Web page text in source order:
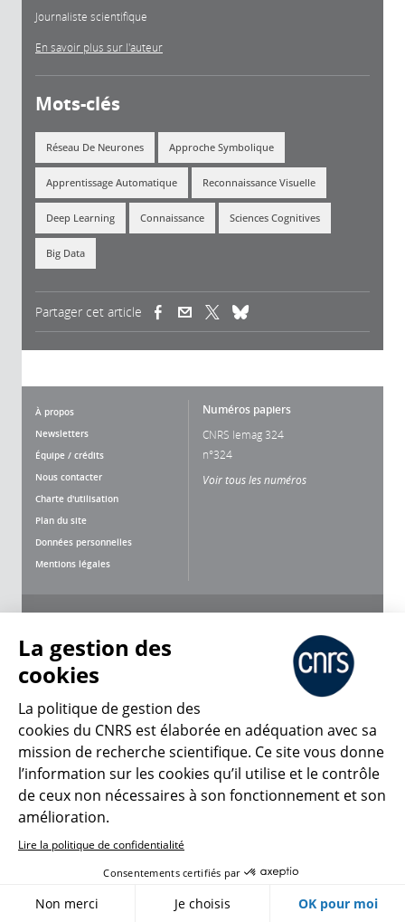
Journaliste scientifique
En savoir plus sur l'auteur
Mots-clés
Réseau De Neurones Approche Symbolique
Apprentissage Automatique Reconnaissance Visuelle
Deep Learning Connaissance Sciences Cognitives
Big Data
Partager cet article (link is external)(link is external)
À propos
Newsletters
Équipe / crédits
Nous contacter
Charte d'utilisation
Plan du site
Données personnelles
Mentions légales
Numéros papiers
CNRS lemag 324
n°324
Voir tous les numéros
CNRS Le Mag
© 2026, CNRS
Créer un compte Se connecter
Gestion des cookies
La gestion des
cookies
La politique de gestion des
cookies du CNRS est élaborée en adéquation avec sa
mission de recherche scientifique. Ce site vous donne
l’information sur les cookies qu’il utilise et le contrôle
de ceux non nécessaires à son fonctionnement et son
amélioration.
Lire la politique de confidentialité
Consentements certifiés par
Non merci Je choisis OK pour moi